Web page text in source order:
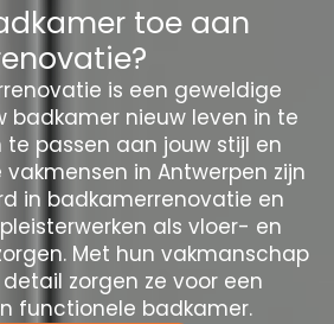
toe aan
is een geweldige
badkamer nieuw leven in te
te passen aan jouw stijl en
in Antwerpen zijn
in badkamerrenovatie en
als vloer- en
Met hun vakmanschap
zorgen ze voor een
functionele badkamer.